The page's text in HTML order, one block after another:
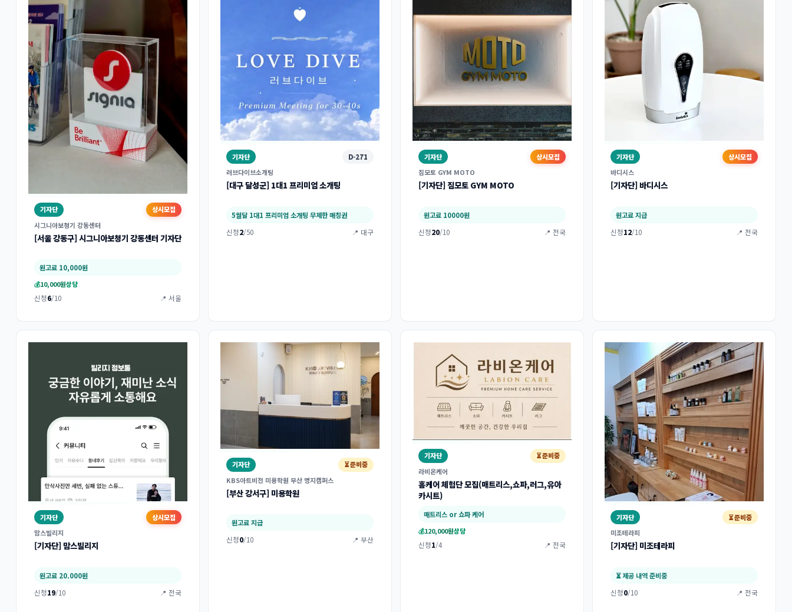
기자단
상시모집
시그니아보청기 강동센터
[서울 강동구] 시그니아보청기 강동센터 기자단
원고료 10,000원
💰10,000원상당
신청6/10 📍 서울
기자단
D-271
러브다이브소개팅
[대구 달성군] 1대1 프리미엄 소개팅
5월달 1대1 프리미엄 소개팅 무제한 매칭권
신청2/50 📍 대구
기자단
상시모집
짐모토 GYM MOTO
[기자단] 짐모토 GYM MOTO
원고료 10000원
신청20/10 📍 전국
기자단
상시모집
바디시스
[기자단] 바디시스
원고료 지급
신청12/10 📍 전국
기자단
상시모집
맘스빌리지
[기자단] 맘스빌리지
원고료 20.000원
신청19/10 📍 전국
기자단
⏳ 준비중
KBS아트비전 미용학원 부산 명지캠퍼스
[부산 강서구] 미용학원
원고료 지급
신청0/10 📍 부산
기자단
⏳ 준비중
라비온케어
홈케어 체험단 모집(매트리스,쇼파,러그,유아
카시트)
매트리스 or 쇼파 케어
💰120,000원상당
신청1/4 📍 전국
기자단
⏳ 준비중
미조테라피
[기자단] 미조테라피
⏳ 제공 내역 준비중
신청0/10 📍 전국